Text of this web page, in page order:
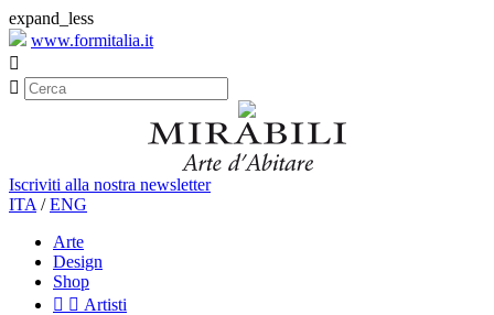
expand_less
www.formitalia.it


Iscriviti alla nostra newsletter
ITA /ENG
Arte
Design
Shop
  Artisti